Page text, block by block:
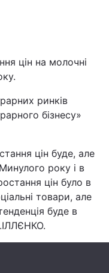
цін на молочні
ринків
бізнесу»
цін буде, але
року і в
цін було в
товари, але
буде в